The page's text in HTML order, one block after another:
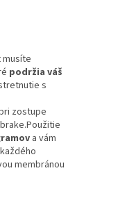
musíte
podržia váš
s
zostupe
Použitie
a vám
membránou